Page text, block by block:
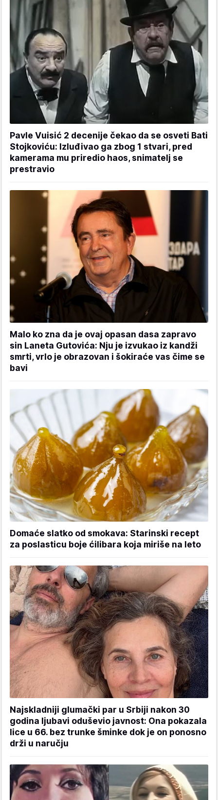
Pavle Vuisić 2 decenije čekao da se osveti Bati
Stojkoviću: Izluđivao ga zbog 1 stvari, pred
kamerama mu priredio haos, snimatelj se
prestravio
Malo ko zna da je ovaj opasan dasa zapravo
sin Laneta Gutovića: Nju je izvukao iz kandži
smrti, vrlo je obrazovan i šokiraće vas čime se
bavi
Domaće slatko od smokava: Starinski recept
za poslasticu boje ćilibara koja miriše na leto
Najskladniji glumački par u Srbiji nakon 30
godina ljubavi oduševio javnost: Ona pokazala
lice u 66. bez trunke šminke dok je on ponosno
drži u naručju